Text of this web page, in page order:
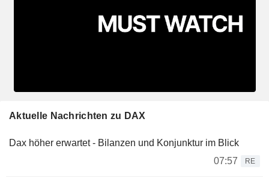
Aktuelle Nachrichten zu DAX
Dax höher erwartet - Bilanzen und Konjunktur im Blick
07:57
RE